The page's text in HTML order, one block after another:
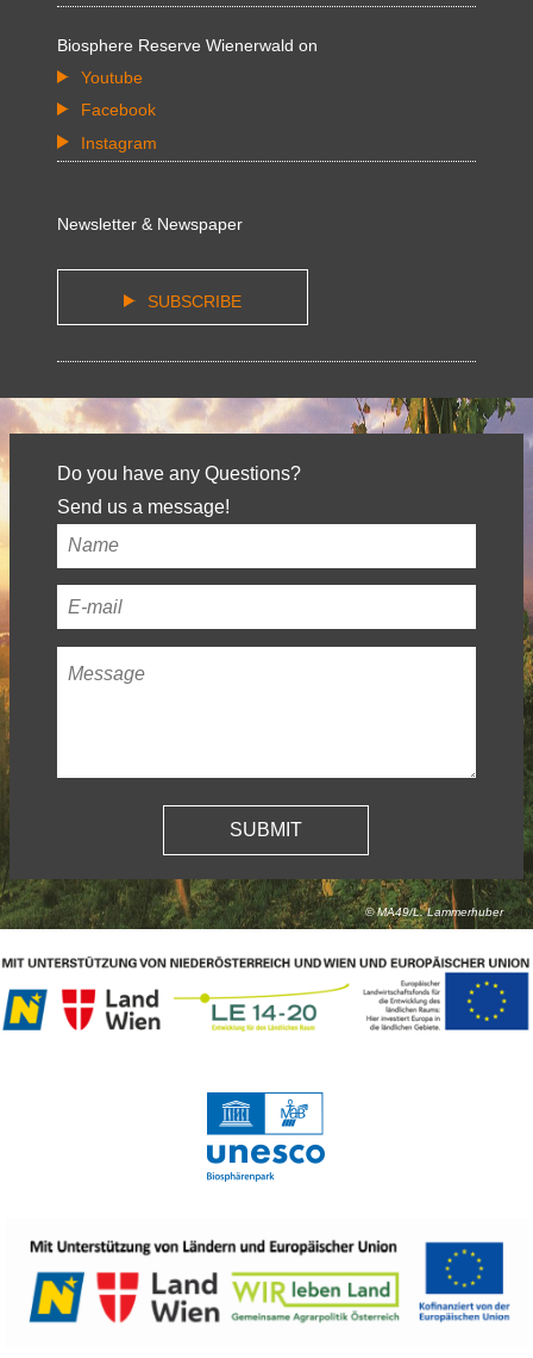
Biosphere Reserve Wienerwald on
Youtube
Facebook
Instagram
Newsletter & Newspaper
SUBSCRIBE
Do you have any Questions?
Send us a message!
Your
name*
Your
email
address*
Message
© MA49/L. Lammerhuber